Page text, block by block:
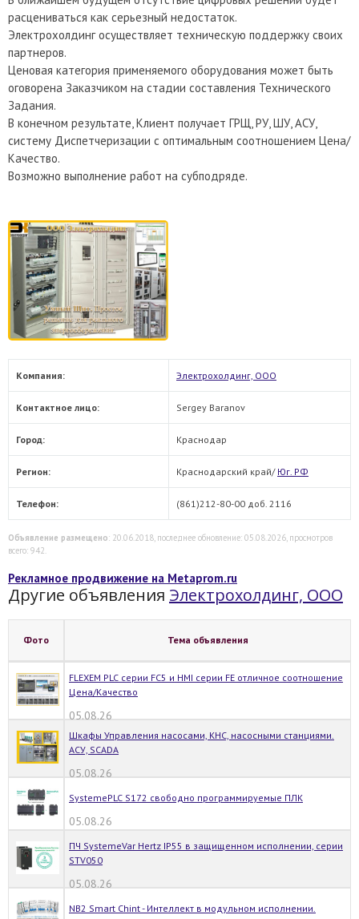
расцениваться как серьезный недостаток.
Электрохолдинг осуществляет техническую поддержку своих
партнеров.
Ценовая категория применяемого оборудования может быть
оговорена Заказчиком на стадии составления Технического
Задания.
В конечном результате, Клиент получает ГРЩ, РУ, ШУ, АСУ,
систему Диспетчеризации с оптимальным соотношением Цена/
Качество.
Возможно выполнение работ на субподряде.
Компания: Электрохолдинг, ООО
Контактное лицо: Sergey Baranov
Город: Краснодар
Регион: Краснодарский край/ Юг. РФ
Телефон: (861)212-80-00 доб. 2116
Объявление размещено: 20.06.2018, последнее обновление: 05.08.2026, просмотров
всего: 942.
Рекламное продвижение на Metaprom.ru
Другие объявления Электрохолдинг, ООО
Фото Тема объявления
FLEXEM PLC серии FC5 и HMI серии FE отличное соотношение
Цена/Качество
05.08.26
Шкафы Управления насосами, КНС, насосными станциями.
АСУ, SCADA
05.08.26
SystemePLC S172 свободно программируемые ПЛК
05.08.26
ПЧ SystemeVar Hertz IP55 в защищенном исполнении, серии
STV050
05.08.26
NB2 Smart Chint - Интеллект в модульном исполнении.